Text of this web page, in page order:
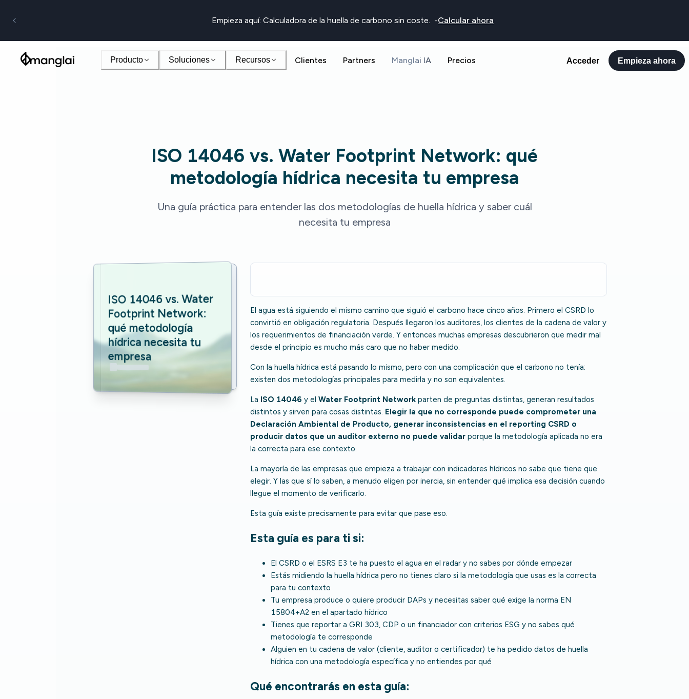
Empieza aquí: Calculadora de la huella de carbono sin coste. -Calcular ahora
Producto Soluciones Recursos Clientes Partners Manglai IA Precios Acceder Empieza ahora
ISO 14046 vs. Water Footprint Network: qué
metodología hídrica necesita tu empresa
Una guía práctica para entender las dos metodologías de huella hídrica y saber cuál
necesita tu empresa
ISO 14046 vs. Water
Footprint Network:
qué metodología
hídrica necesita tu
empresa
El agua está siguiendo el mismo camino que siguió el carbono hace cinco años. Primero el CSRD lo
convirtió en obligación regulatoria. Después llegaron los auditores, los clientes de la cadena de valor y
los requerimientos de financiación verde. Y entonces muchas empresas descubrieron que medir mal
desde el principio es mucho más caro que no haber medido.
Con la huella hídrica está pasando lo mismo, pero con una complicación que el carbono no tenía:
existen dos metodologías principales para medirla y no son equivalentes.
La ISO 14046 y el Water Footprint Network parten de preguntas distintas, generan resultados
distintos y sirven para cosas distintas. Elegir la que no corresponde puede comprometer una
Declaración Ambiental de Producto, generar inconsistencias en el reporting CSRD o
producir datos que un auditor externo no puede validarporque la metodología aplicada no era
la correcta para ese contexto.
La mayoría de las empresas que empieza a trabajar con indicadores hídricos no sabe que tiene que
elegir. Y las que sí lo saben, a menudo eligen por inercia, sin entender qué implica esa decisión cuando
llegue el momento de verificarlo.
Esta guía existe precisamente para evitar que pase eso.
Esta guía es para ti si:
El CSRD o el ESRS E3 te ha puesto el agua en el radar y no sabes por dónde empezar
Estás midiendo la huella hídrica pero no tienes claro si la metodología que usas es la correcta
para tu contexto
Tu empresa produce o quiere producir DAPs y necesitas saber qué exige la norma EN
15804+A2 en el apartado hídrico
Tienes que reportar a GRI 303, CDP o un financiador con criterios ESG y no sabes qué
metodología te corresponde
Alguien en tu cadena de valor (cliente, auditor o certificador) te ha pedido datos de huella
hídrica con una metodología específica y no entiendes por qué
Qué encontrarás en esta guía: